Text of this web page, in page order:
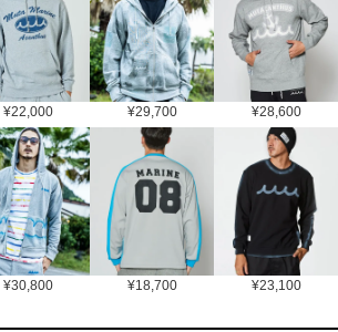
¥22,000 ¥29,700 ¥28,600
¥30,800 ¥18,700 ¥23,100